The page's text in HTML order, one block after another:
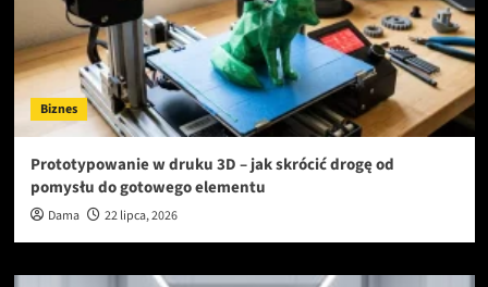
Biznes
Prototypowanie w druku 3D – jak skrócić drogę od
pomysłu do gotowego elementu
Dama 22 lipca, 2026